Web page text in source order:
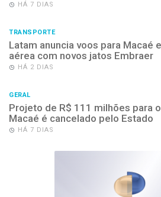
HÁ 7 DIAS
TRANSPORTE
Latam anuncia voos para Macaé
aérea com novos jatos Embraer
HÁ 2 DIAS
GERAL
Projeto de R$ 111 milhões para
Macaé é cancelado pelo Estado
HÁ 7 DIAS